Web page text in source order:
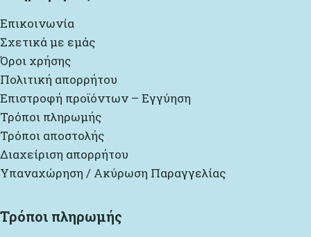
Επικοινωνία
Σχετικά με εμάς
Όροι χρήσης
Πολιτική απορρήτου
Επιστροφή προϊόντων – Εγγύηση
Τρόποι πληρωμής
Τρόποι αποστολής
Διαχείριση απορρήτου
Υπαναχώρηση / Ακύρωση Παραγγελίας
Τρόποι πληρωμής